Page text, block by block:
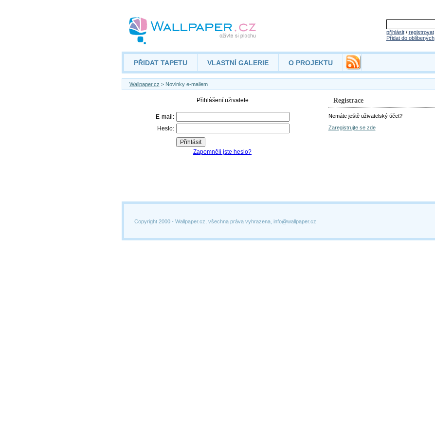
přihlásit/ registrovat
Přidat do oblíbených
PŘIDAT TAPETU VLASTNÍ GALERIE O PROJEKTU
Wallpaper.cz > Novinky e-mailem
Registrace
Nemáte ještě uživatelský účet?
Zaregistrujte se zde
Copyright 2000 - Wallpaper.cz, všechna práva vyhrazena, info@wallpaper.cz